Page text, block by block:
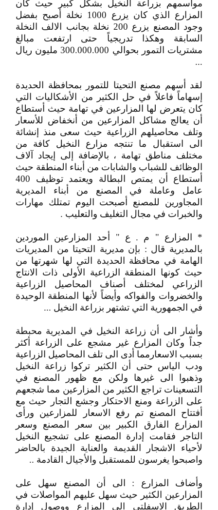
مواسمهم بزراعة النخيل بشكل كبير حيث كان
المزارع الذي كان يزرع 1000 نخلة أصبح بفضل
وجود المصنع يزرع 200 نخلة بجانب الالف النخلة
السابقة وهكذا تدريجياً حتى ارتفعت مبالغ
مشتريات التمور بحوالي 300.000.000 مليون ريال
...
لقد أسهم مصنع التحيتا للتمور بمحافظة الحديدة
إسهاماً فاعلاً في حل الكثير من الأشكاليات التي
كان يتعرض لها المزارعين في تهامة حيث أستطاع
أن يعالج مشاكل المزارعين من أنخفاض للأسعار
وتلف محاصيلهم الزراعية حيث سعى منذ إنشائة
الى استقبال ما تنتجه مزارع النخيل كافة من
مختلف مناطق تهامة ، بالإضافة إلى إيجاد آلاف
الوظائف للشباب والشابات من أبناء المنطقة حيث
أستطاع أن يمتص البطالة ويعتمد توظيف 400
عامل وعاملة في المصنع من أبناء المديرية
المجاورين للمصنع أصبحت اليوم تمتلك مهارات
والخبرات في مجال التغليف والتعليب .
* المزارع " م . ع " أحد المزارعين الموردين
بالمديرية قال : بإن مديرية التحيتا من المديريات
الهامة في محافظة الحديدة التي لها شهرتها من
حيث كونها المنطقة الزراعية الأولى ذات الانتاج
الزراعي لمختلف أصناف المحاصيل الزراعية
والخضروات والفواكه وأيضاً لأنها المنطقة الوحيدة
في الجمهورية التي تشتهر بزراعة النخيل ...
وأشار الى أن زراعة النخيل في المديرية محبطة
جداً وكان المزارع غير مشجع على الزراعة أكثر
بسبب الاسعارمما أدى الى تلف المحاصيل الزراعية
ودب الياس حتى أن الكثير تركوا زراعة النخيل
وذهبوا الى غيرها ولكن مع ظهور المصنع في
التسعينات تراجع الكثير من المزارعين مما شجعهم
على الزراعة ومنع الاحتكار وجشع التجار حيث مع
أفتتاح المصنع تم رفع الاسعار للمزارعين ورأى
المزارع الفارق الكبير بين سعر المصنع وسعر
التاجر فقامت إدارة المصنع على تشجيع النخيل
لأحياء الاشجار القديمة والعناية الجيدة بالحاضر
واصبحوا يغرسون للمستقبل والأجيال القادمة ..
وأضاف المزارع : الى أن المصنع سهل على
المزارعين الكثير حيث سهل عليهم المواصلات في
الطريق الاسفلتي الى المزارع ووصول إدارة